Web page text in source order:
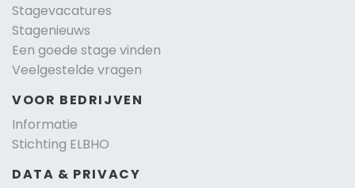
Stagevacatures
Stagenieuws
Een goede stage vinden
Veelgestelde vragen
VOOR BEDRIJVEN
Informatie
Stichting ELBHO
DATA & PRIVACY